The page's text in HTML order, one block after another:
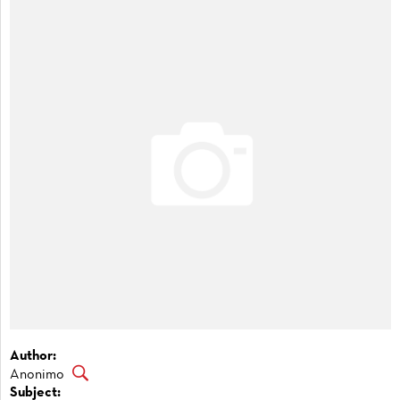
Author:
Anonimo
Subject: